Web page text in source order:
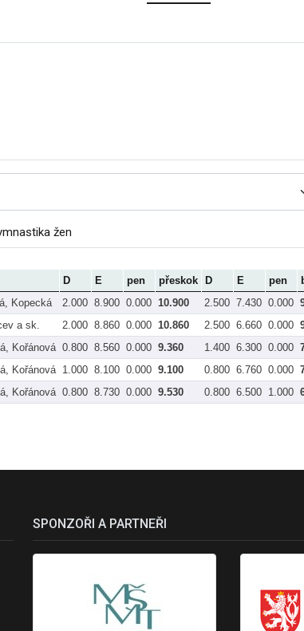
žen
D E pen přeskok D E pen
Kopecká
2.000 8.900 0.000 10.900 2.500 7.430 0.000
a sk.
2.000 8.860 0.000 10.860 2.500 6.660 0.000
Kořánová 0.800 8.560 0.000 9.360 1.400 6.300 0.000
Kořánová 1.000 8.100 0.000 9.100 0.800 6.760 0.000
Kořánová 0.800 8.730 0.000 9.530 0.800 6.500 1.000
SPONZOŘI A PARTNEŘI